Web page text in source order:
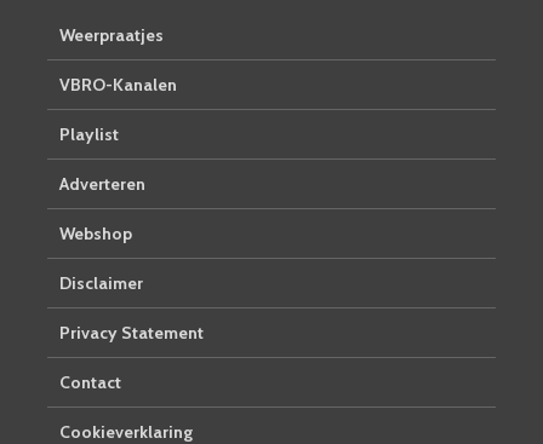
Weerpraatjes
VBRO-Kanalen
Playlist
Adverteren
Webshop
Disclaimer
Privacy Statement
Contact
Cookieverklaring